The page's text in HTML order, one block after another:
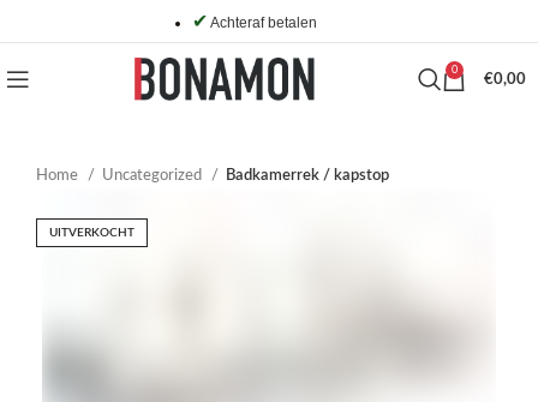
✔ Achteraf betalen
0
€0,00
Home Uncategorized Badkamerrek / kapstop
UITVERKOCHT